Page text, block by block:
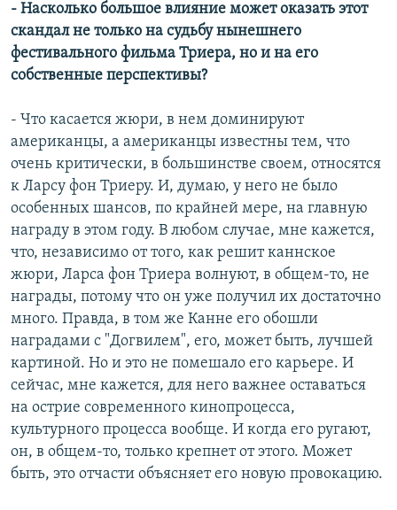
- Насколько большое влияние может оказать этот
скандал не только на судьбу нынешнего
фестивального фильма Триера, но и на его
собственные перспективы?
- Что касается жюри, в нем доминируют
американцы, а американцы известны тем, что
очень критически, в большинстве своем, относятся
к Ларсу фон Триеру. И, думаю, у него не было
особенных шансов, по крайней мере, на главную
награду в этом году. В любом случае, мне кажется,
что, независимо от того, как решит каннское
жюри, Ларса фон Триера волнуют, в общем-то, не
награды, потому что он уже получил их достаточно
много. Правда, в том же Канне его обошли
наградами с "Догвилем", его, может быть, лучшей
картиной. Но и это не помешало его карьере. И
сейчас, мне кажется, для него важнее оставаться
на острие современного кинопроцесса,
культурного процесса вообще. И когда его ругают,
он, в общем-то, только крепнет от этого. Может
быть, это отчасти объясняет его новую провокацию.